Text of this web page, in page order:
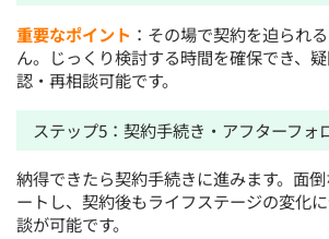
重要なポイント ：その場で契約を迫られ
ん。じっくり検討する時間を確保でき、
認・再相談可能です。
ステップ5：契約手続き・アフターフォ
納得できたら契約手続きに進みます。面
ートし、契約後もライフステージの変化
談が可能です。